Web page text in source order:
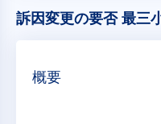
訴因変更の要否 最三
概要